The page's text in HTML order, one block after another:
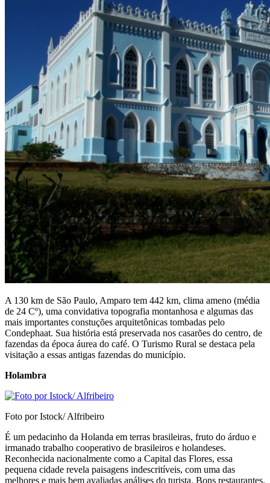
A 130 km de São Paulo, Amparo tem 442 km, clima ameno (média
de 24 Cº), uma convidativa topografia montanhosa e algumas das
mais importantes constuções arquitetônicas tombadas pelo
Condephaat. Sua história está preservada nos casarões do centro, de
fazendas da época áurea do café. O Turismo Rural se destaca pela
visitação a essas antigas fazendas do município.
Holambra
Foto por Istock/ Alfribeiro
É um pedacinho da Holanda em terras brasileiras, fruto do árduo e
irmanado trabalho cooperativo de brasileiros e holandeses.
Reconhecida nacionalmente como a Capital das Flores, essa
pequena cidade revela paisagens indescritíveis, com uma das
melhores e mais bem avaliadas análises do turista. Bons restaurantes,